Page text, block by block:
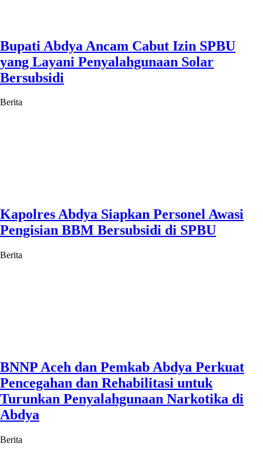
Bupati Abdya Ancam Cabut Izin SPBU
yang Layani Penyalahgunaan Solar
Bersubsidi
Berita
Kapolres Abdya Siapkan Personel Awasi
Pengisian BBM Bersubsidi di SPBU
Berita
BNNP Aceh dan Pemkab Abdya Perkuat
Pencegahan dan Rehabilitasi untuk
Turunkan Penyalahgunaan Narkotika di
Abdya
Berita